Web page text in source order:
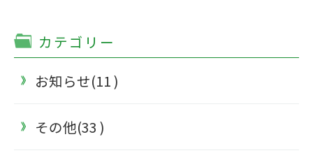
カテゴリー
お知らせ(11 )
その他(33 )